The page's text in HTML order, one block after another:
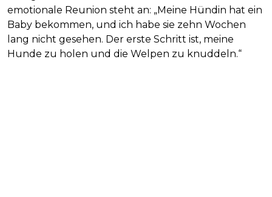
emotionale Reunion steht an: „Meine Hündin hat ein
Baby bekommen, und ich habe sie zehn Wochen
lang nicht gesehen. Der erste Schritt ist, meine
Hunde zu holen und die Welpen zu knuddeln.“